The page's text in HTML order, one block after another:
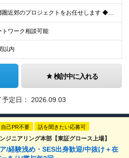
◆首都圏近郊のプロジェクトをお任せします ◆転勤なし ◆自社オフィスで働ける案件もございます 【本社】 東京都中央区日本橋小伝馬町1-1 日本橋末広ビル6階 ※変更の範囲：上記を除く当社関連勤務地
トワーク相談可能
以内
検討中に入れる
定日： 2026.09.03
自己PR不要 話を聞きたい応募可
ニアリング本部【東証グロース上場】
/経験浅め・SES出身歓迎/中抜け＋在